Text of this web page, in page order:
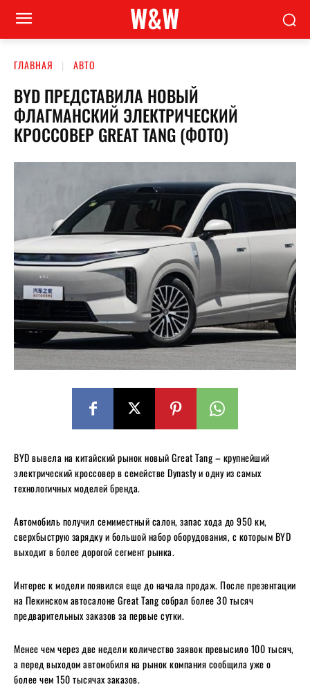
W&W
ГЛАВНАЯ АВТО
BYD ПРЕДСТАВИЛА НОВЫЙ
ФЛАГМАНСКИЙ ЭЛЕКТРИЧЕСКИЙ
КРОССОВЕР GREAT TANG (ФОТО)
BYD вывела на китайский рынок новый Great Tang – крупнейший
электрический кроссовер в семействе Dynasty и одну из самых
технологичных моделей бренда.
Автомобиль получил семиместный салон, запас хода до 950 км,
сверхбыструю зарядку и большой набор оборудования, с которым BYD
выходит в более дорогой сегмент рынка.
Интерес к модели появился еще до начала продаж. После презентации
на Пекинском автосалоне Great Tang собрал более 30 тысяч
предварительных заказов за первые сутки.
Менее чем через две недели количество заявок превысило 100 тысяч,
а перед выходом автомобиля на рынок компания сообщила уже о
более чем 150 тысячах заказов.